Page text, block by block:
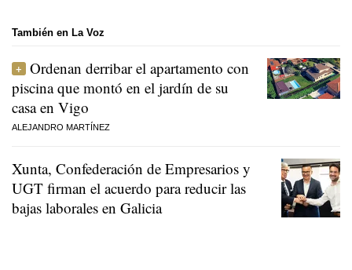
También en La Voz
Ordenan derribar el apartamento con
piscina que montó en el jardín de su
casa en Vigo
ALEJANDRO MARTÍNEZ
Xunta, Confederación de Empresarios y
UGT firman el acuerdo para reducir las
bajas laborales en Galicia